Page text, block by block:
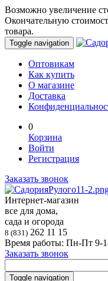
Возможно увеличение
Окончательную
товара.
Toggle navigation
Оптовикам
Как купить
О магазине
Доставка
0
Корзина
Войти
Регистрация
Заказать звонок
Интернет-магазин
все для дома,
сада и огорода
8 (831) 262 11 15
Время работы: Пн-Пт 9-
Заказать звонок
Toggle navigation